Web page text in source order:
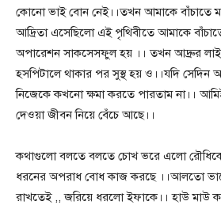
কোনো ভাই বোন নেই।।তখন আমাকে বাঁচাতে
আদ্রিতা এসেছিলো এই পৃথিবীতে আমাকে
অপারেশন সাকসেসফুল হয় ।। তখন আদ্রুর
হসপিটালে থাকার পর সুস্থ হয় ও।।যদি সেদিন
নিজেকে কখনো ক্ষমা করতে পারতাম না।।
দেওয়া জীবন নিয়ে বেঁচে আছে।।
কথাগুলো বলতে বলতে চোখ ভরে এলো
ধরনের অপরাধ বোধ কাজ করছে ।।আলতো
রাখতেই ,, জরিয়ে ধরলো ইফাকে।। হাউ মাউ